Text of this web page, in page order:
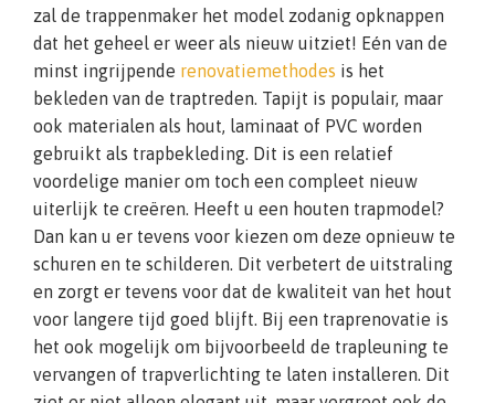
zal de trappenmaker het model zodanig opknappen
dat het geheel er weer als nieuw uitziet! Eén van de
minst ingrijpende renovatiemethodes is het
bekleden van de traptreden. Tapijt is populair, maar
ook materialen als hout, laminaat of PVC worden
gebruikt als trapbekleding. Dit is een relatief
voordelige manier om toch een compleet nieuw
uiterlijk te creëren. Heeft u een houten trapmodel?
Dan kan u er tevens voor kiezen om deze opnieuw te
schuren en te schilderen. Dit verbetert de uitstraling
en zorgt er tevens voor dat de kwaliteit van het hout
voor langere tijd goed blijft. Bij een traprenovatie is
het ook mogelijk om bijvoorbeeld de trapleuning te
vervangen of trapverlichting te laten installeren. Dit